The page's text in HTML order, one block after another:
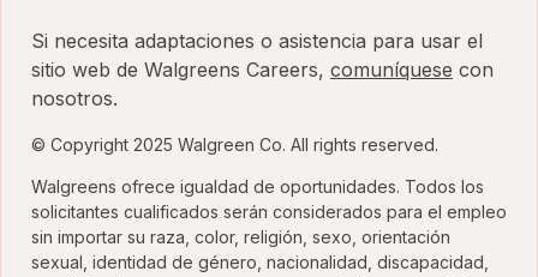
Si necesita adaptaciones o asistencia para usar el
sitio web de Walgreens Careers, comuníquese con
nosotros.
© Copyright 2025 Walgreen Co. All rights reserved.
Walgreens ofrece igualdad de oportunidades. Todos los
solicitantes cualificados serán considerados para el empleo
sin importar su raza, color, religión, sexo, orientación
sexual, identidad de género, nacionalidad, discapacidad,